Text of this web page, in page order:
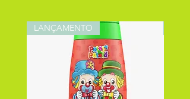
LANÇAMENTO